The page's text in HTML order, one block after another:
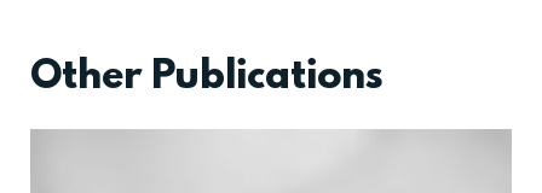
Other Publications